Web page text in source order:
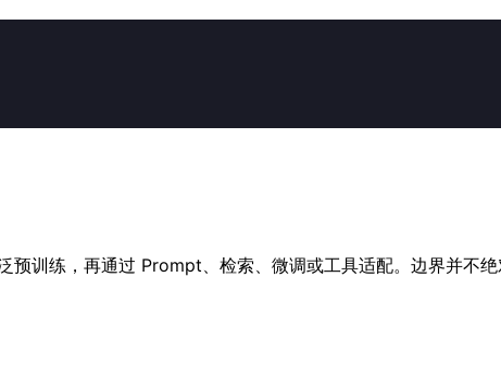
训练，再通过 Prompt、检索、微调或工具适配。边界并不